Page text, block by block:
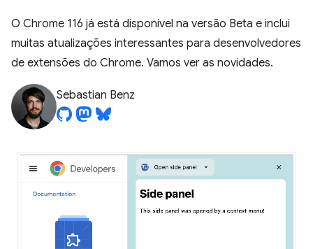
O Chrome 116 já está disponível na versão Beta e inclui
muitas atualizações interessantes para desenvolvedores
de extensões do Chrome. Vamos ver as novidades.
Sebastian Benz